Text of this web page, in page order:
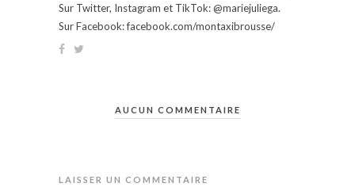
Sur Twitter, Instagram et TikTok: @mariejuliega.
Sur Facebook: facebook.com/montaxibrousse/
AUCUN COMMENTAIRE
LAISSER UN COMMENTAIRE